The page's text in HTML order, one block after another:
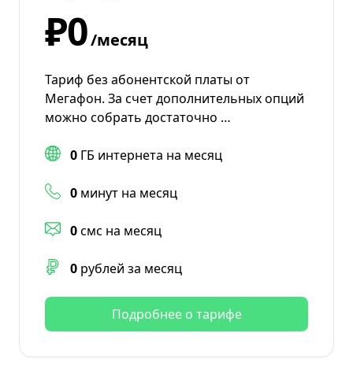
₽0/месяц
Тариф без абонентской платы от
Мегафон. За счет дополнительных опций
можно собрать достаточно …
0 ГБ интернета на месяц
0 минут на месяц
0смс на месяц
0 рублей за месяц
Подробнее о тарифе